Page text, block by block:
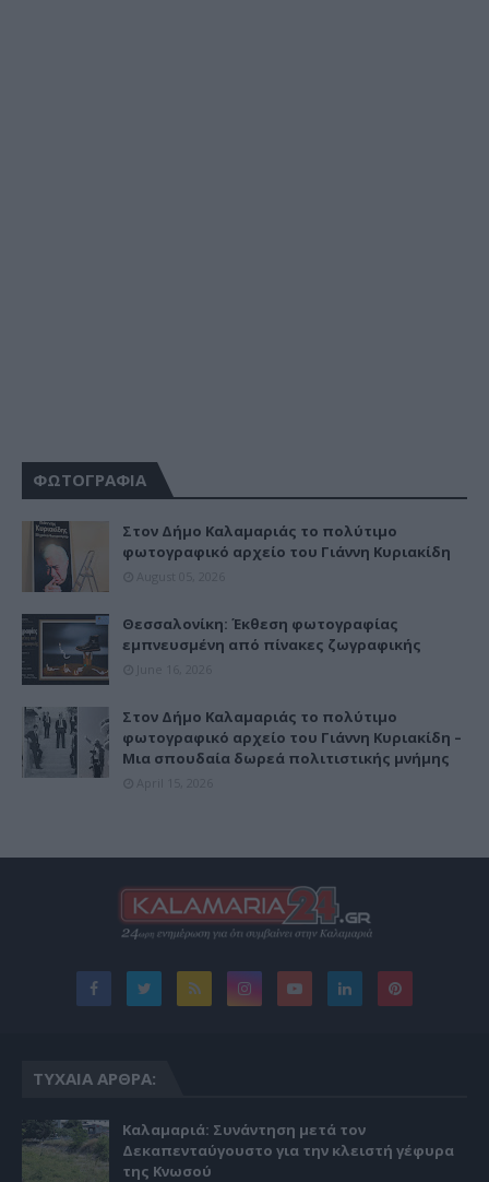
ΦΩΤΟΓΡΑΦΙΑ
Στον Δήμο Καλαμαριάς το πολύτιμο
φωτογραφικό αρχείο του Γιάννη Κυριακίδη
Θεσσαλονίκη: Έκθεση φωτογραφίας
εμπνευσμένη από πίνακες ζωγραφικής
Στον Δήμο Καλαμαριάς το πολύτιμο
φωτογραφικό αρχείο του Γιάννη Κυριακίδη –
Μια σπουδαία δωρεά πολιτιστικής μνήμης
ΤΥΧΑΊΑ ΆΡΘΡΑ:
Καλαμαριά: Συνάντηση μετά τον
Δεκαπενταύγουστο για την κλειστή γέφυρα
της Κνωσού